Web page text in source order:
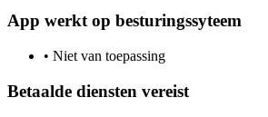
App werkt op besturingssyteem
• Niet van toepassing
Betaalde diensten vereist